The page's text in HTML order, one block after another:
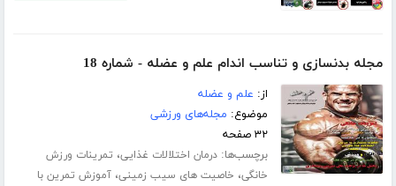
مجله بدنسازی و تناسب اندام علم و عضله - شماره 18
از: علم و عضله
موضوع: مجله‌های ورزشی
۳۲ صفحه
برچسب‌ها:درمان اختلالات غذایی، تمرینات ورزش
خانگی، خاصیت های سیب زمینی،آموزش تمرین با